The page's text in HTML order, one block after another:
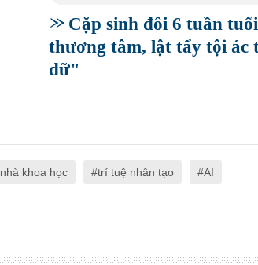
Cặp sinh đôi 6 tuần
thương tâm, lật tẩy tội ác
dữ"
nhà khoa học trí tuệ nhân tạo AI